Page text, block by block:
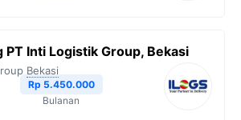
PT Inti Logistik Group, Bekasi
Bekasi
Rp 5.450.000
Bulanan